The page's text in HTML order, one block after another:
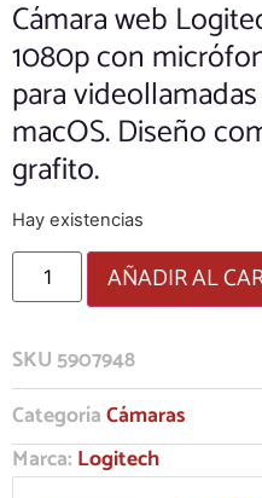
Cámara web
1080p con
para
macOS. Diseño
grafito.
Hay existencias
AÑADIR AL
SKU 5907948
CategoríaCámaras
Marca: Logitech